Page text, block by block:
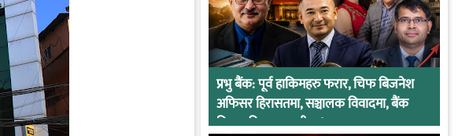
प्रभु बैंक: पूर्व हाकिमहरु फरार, चिफ बिजनेश
अफिसर हिरासतमा, सञ्चालक विवादमा, बैंक
नियामकीय कारवाहीमा !